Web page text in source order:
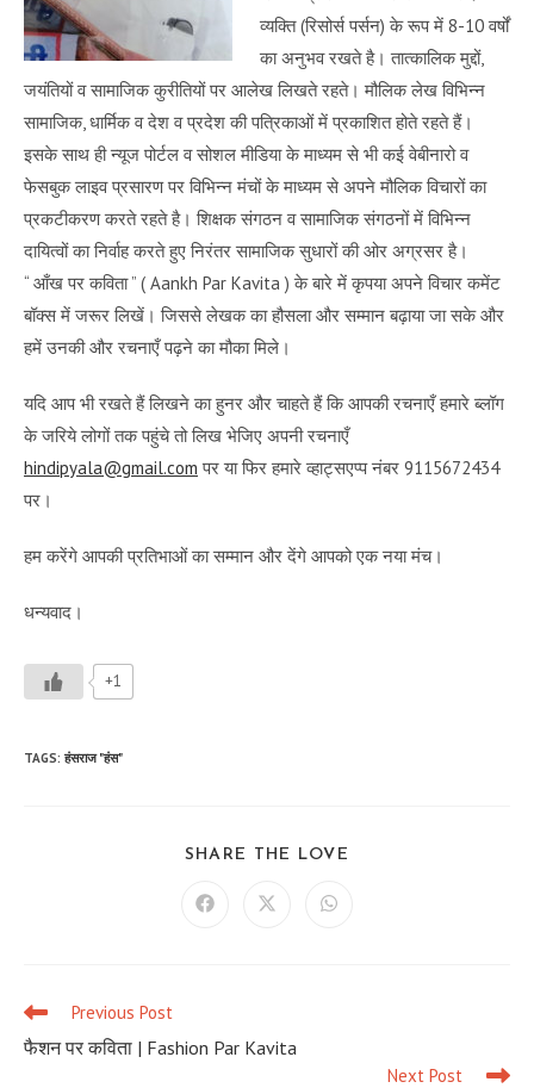
व्यक्ति (रिसोर्स पर्सन) के रूप में 8-10 वर्षों
का अनुभव रखते है। तात्कालिक मुद्दों,
जयंतियों व सामाजिक कुरीतियों पर आलेख लिखते रहते। मौलिक लेख विभिन्न
सामाजिक, धार्मिक व देश व प्रदेश की पत्रिकाओं में प्रकाशित होते रहते हैं।
इसके साथ ही न्यूज पोर्टल व सोशल मीडिया के माध्यम से भी कई वेबीनारो व
फेसबुक लाइव प्रसारण पर विभिन्न मंचों के माध्यम से अपने मौलिक विचारों का
प्रकटीकरण करते रहते है। शिक्षक संगठन व सामाजिक संगठनों में विभिन्न
दायित्वों का निर्वाह करते हुए निरंतर सामाजिक सुधारों की ओर अग्रसर है।
“ आँख पर कविता ” ( Aankh Par Kavita ) के बारे में कृपया अपने विचार कमेंट
बॉक्स में जरूर लिखें। जिससे लेखक का हौसला और सम्मान बढ़ाया जा सके और
हमें उनकी और रचनाएँ पढ़ने का मौका मिले।
यदि आप भी रखते हैं लिखने का हुनर और चाहते हैं कि आपकी रचनाएँ हमारे ब्लॉग
के जरिये लोगों तक पहुंचे तो लिख भेजिए अपनी रचनाएँ
hindipyala@gmail.com पर या फिर हमारे व्हाट्सएप्प नंबर 9115672434
पर।
हम करेंगे आपकी प्रतिभाओं का सम्मान और देंगे आपको एक नया मंच।
धन्यवाद।
+1
TAGS: हंसराज "हंस"
SHARE THE LOVE
Opens Opens Opens
Read
more
articles
Previous Post
फैशन पर कविता | Fashion Par Kavita
Next Post